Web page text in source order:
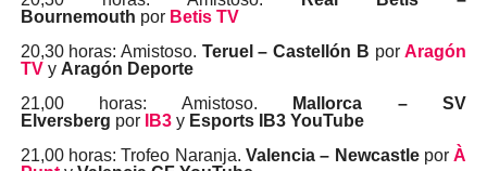
Bournemouth por Betis TV
20,30 horas: Amistoso. Teruel – Castellón B porAragón
TVy Aragón Deporte
21,00 horas: Amistoso.
Mallorca – SV
Elversberg por IB3y Esports IB3 YouTube
21,00 horas: Trofeo Naranja. Valencia – Newcastle porÀ